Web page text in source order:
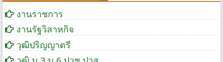
งานราชการ
งานรัฐวิสาหกิจ
วุฒิปริญญาตรี